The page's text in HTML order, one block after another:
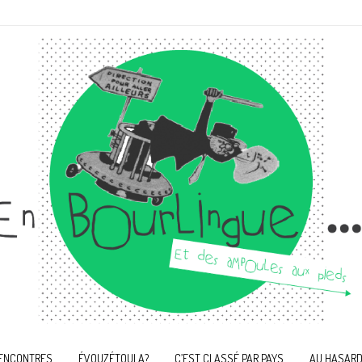
ÉVOUZÉTOULA? C’EST CLASSÉ PAR PAYS AU